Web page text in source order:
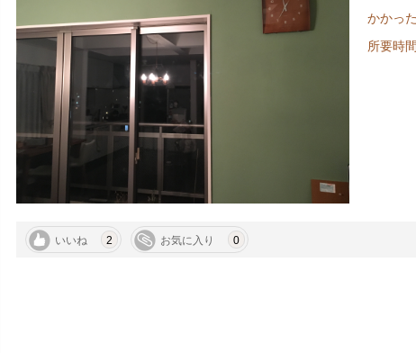
かかっ
所要
いいね 2 お気に入り 0